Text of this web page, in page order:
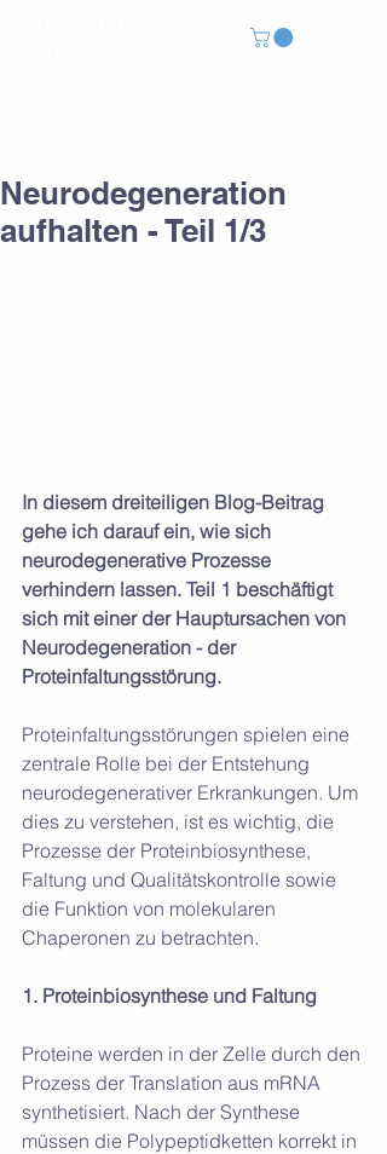
Neurodegeneration
aufhalten - Teil 1/3
In diesem dreiteiligen Blog-Beitrag
gehe ich darauf ein, wie sich
neurodegenerative Prozesse
verhindern lassen. Teil 1 beschäftigt
sich mit einer der Hauptursachen von
Neurodegeneration - der
Proteinfaltungsstörung.
Proteinfaltungsstörungen spielen eine
zentrale Rolle bei der Entstehung
neurodegenerativer Erkrankungen. Um
dies zu verstehen, ist es wichtig, die
Prozesse der Proteinbiosynthese,
Faltung und Qualitätskontrolle sowie
die Funktion von molekularen
Chaperonen zu betrachten.
1. Proteinbiosynthese und Faltung
Proteine werden in der Zelle durch den
Prozess der Translation aus mRNA
synthetisiert. Nach der Synthese
müssen die Polypeptidketten korrekt in